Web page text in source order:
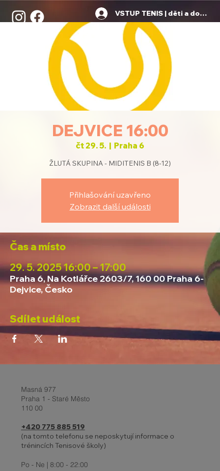
VSTUP TENIS | děti a dospělí
DEJVICE 16:00
čt 29. 5.
  |
Praha 6
ŽLUTÁ SKUPINA - MIDITENIS B (8-12)
Přihlašování uzavřeno
Zobrazit další události
Čas a místo
29. 5. 2025 16:00 – 17:00
Praha 6, Na Kotlářce 2603/7, 160 00 Praha 6-
Dejvice, Česko
Sdílet událost
Masná 977
Praha 1 - Staré Město
110 00
+420 775 885 519
(na tomto telefonu se neposkytují informace o
trénincích Tenisové školy)
Po - Ne | 8:00 - 22:00